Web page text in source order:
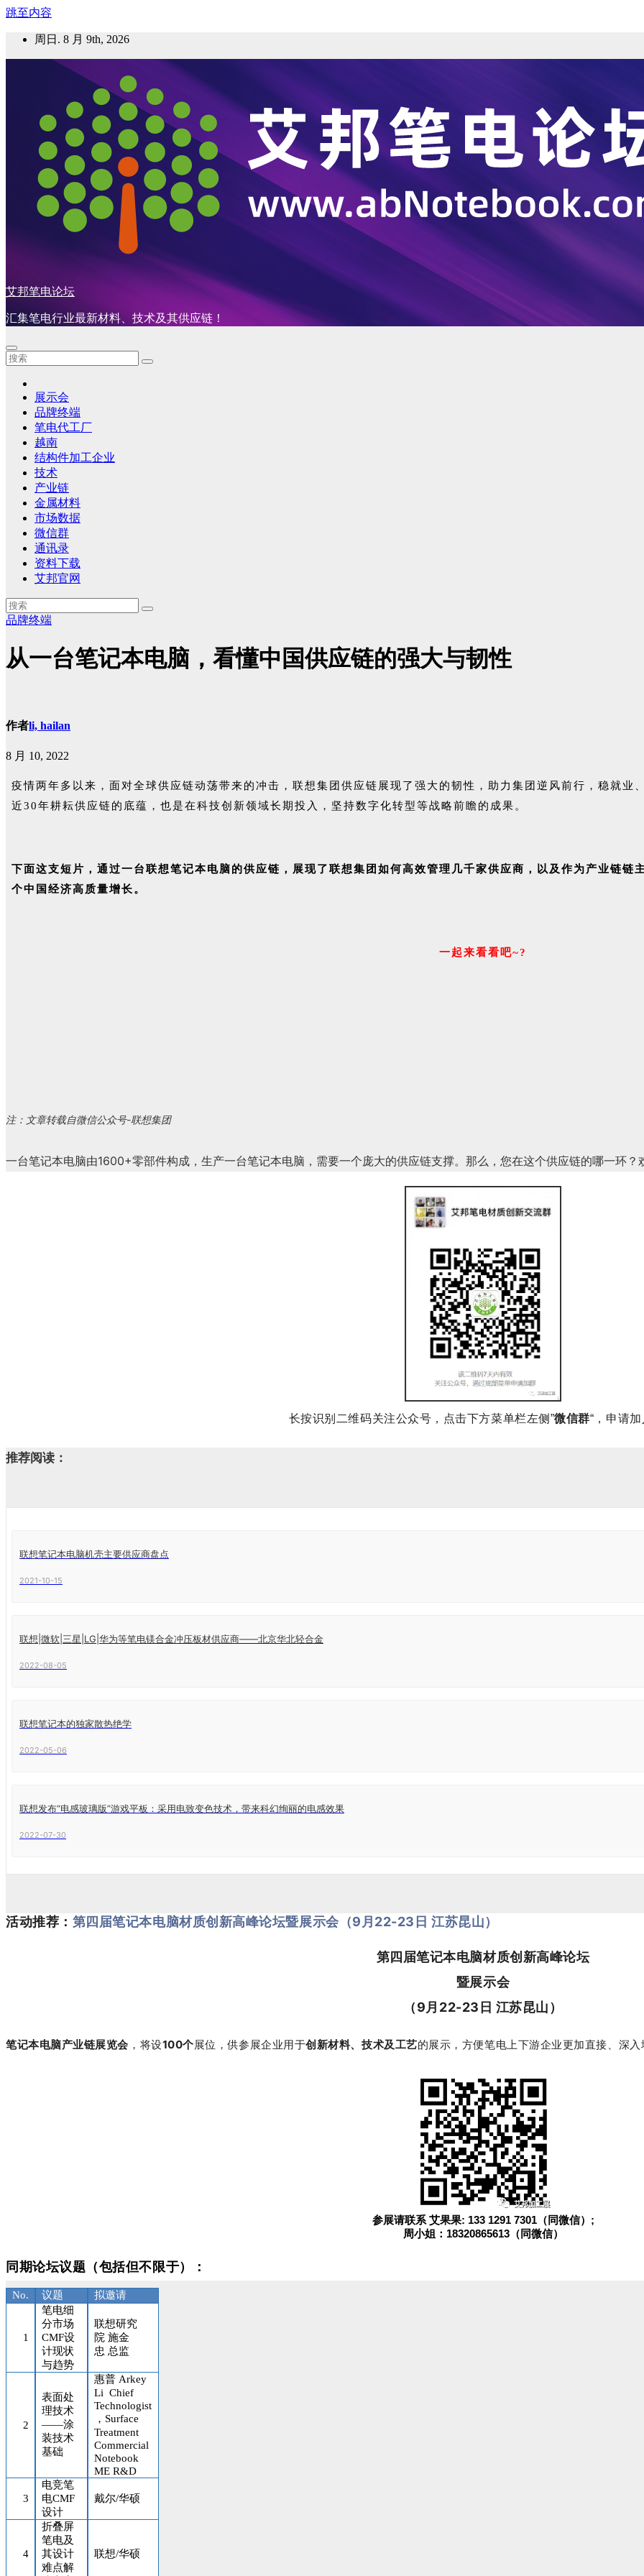
跳至内容
周日. 8 月 9th, 2026
艾邦笔电论坛
汇集笔电行业最新材料、技术及其供应链！
展示会
品牌终端
笔电代工厂
越南
结构件加工企业
技术
产业链
金属材料
市场数据
微信群
通讯录
资料下载
艾邦官网
品牌终端
从一台笔记本电脑，看懂中国供应链的强大与韧性
作者li, hailan
8 月 10, 2022
疫情两年多以来，面对全球供应链动荡带来的冲击，联想集团供应链展现了强大的韧性，助力集团逆风前行，稳就
近30年耕耘供应链的底蕴，也是在科技创新领域长期投入，坚持数字化转型等战略前瞻的成果。
下面这支短片，通过一台联想笔记本电脑的供应链，展现了联想集团如何高效管理几千家供应商，以及作为产业链
个中国经济高质量增长。
一起来看看吧~?
注：文章转载自微信公众号-联想集团
一台笔记本电脑由1600+零部件构成，生产一台笔记本电脑，需要一个庞大的供应链支撑。那么，您在这个供应链的哪一环
长按识别二维码关注公众号，点击下方菜单栏左侧”微信群“，申请
推荐阅读：
联想笔记本电脑机壳主要供应商盘点
2021-10-15
联想|微软|三星|LG|华为等笔电镁合金冲压板材供应商——北京华北轻合金
2022-08-05
联想笔记本的独家散热绝学
2022-05-06
联想发布“电感玻璃版”游戏平板：采用电致变色技术，带来科幻绚丽的电感效果
2022-07-30
活动推荐： 第四届笔记本电脑材质创新高峰论坛暨展示会（9月22-23日 江苏昆山）
第四届笔记本电脑材质创新高峰论坛
暨展示会
（9月22-23日 江苏昆山）
笔记本电脑产业链展览会 ，将设100个展位，供参展企业用于创新材料、技术及工艺的展示，方便笔电上下游企业更加直接、深
参展请联系 艾果果: 133 1291 7301（同微信）;
周小姐：18320865613（同微信）
同期论坛议题（包括但不限于）：
No. 议题 拟邀请
1
笔电细
分市场
CMF设
计现状
与趋势
联想研究
院 施金
忠 总监
2
表面处
理技术
——涂
装技术
基础
惠普 Arkey
Li Chief
Technologist
，Surface
Treatment
Commercial
Notebook
ME R&D
3
电竞笔
电CMF
设计
戴尔/华硕
4
折叠屏
笔电及
其设计
难点解
联想/华硕